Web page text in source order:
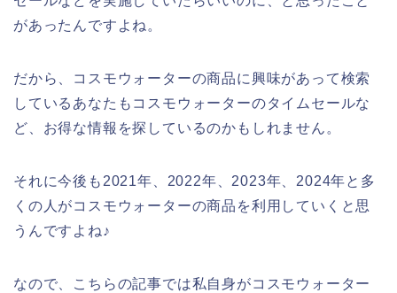
があったんですよね。
だから、コスモウォーターの商品に興味があって検索
しているあなたもコスモウォーターのタイムセールな
ど、お得な情報を探しているのかもしれません。
それに今後も2021年、2022年、2023年、2024年と多
くの人がコスモウォーターの商品を利用していくと思
うんですよね♪
なので、こちらの記事では私自身がコスモウォーター